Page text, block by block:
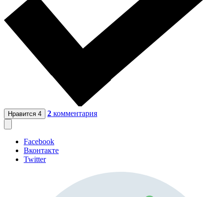
Нравится 4 2 комментария
Facebook
Вконтакте
Twitter